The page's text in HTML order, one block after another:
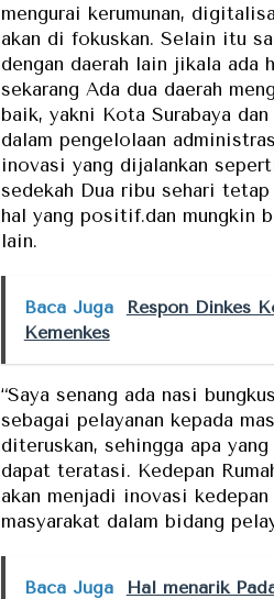
mengurai kerumunan,
akan di fokuskan. Selain itu
dengan daerah lain jikala ada
sekarang Ada dua daerah
baik, yakni Kota Surabaya
dalam pengelolaan
inovasi yang dijalankan
sedekah Dua ribu sehari tetap
hal yang positif.dan mungkin
lain.
Baca Juga
Respon Dinkes
Kemenkes
“Saya senang ada nasi
sebagai pelayanan kepada
diteruskan, sehingga apa
dapat teratasi. Kedepan
akan menjadi inovasi
masyarakat dalam bidang
Baca Juga Hal menarik